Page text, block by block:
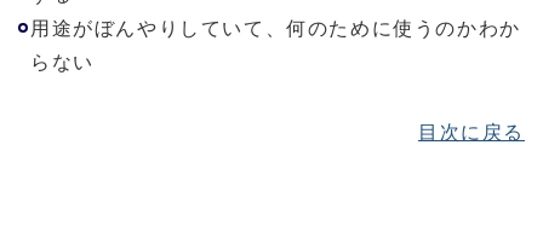
用途がぼんやりしていて、何のために使うのかわか
らない
目次に戻る